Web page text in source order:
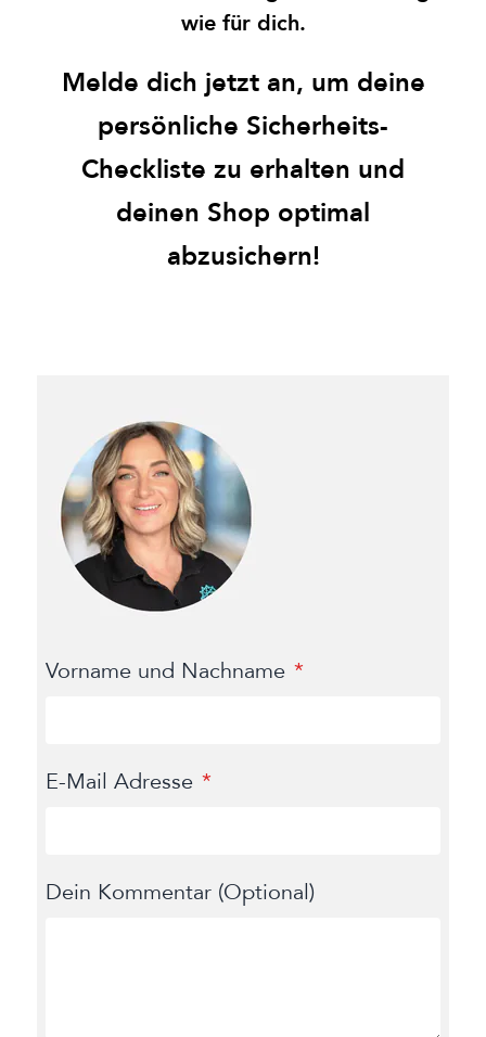
wie für dich.
Melde dich jetzt an, um deine
persönliche Sicherheits-
Checkliste zu erhalten und
deinen Shop optimal
abzusichern!
Vorname und Nachname
E-Mail Adresse
Dein Kommentar (Optional)